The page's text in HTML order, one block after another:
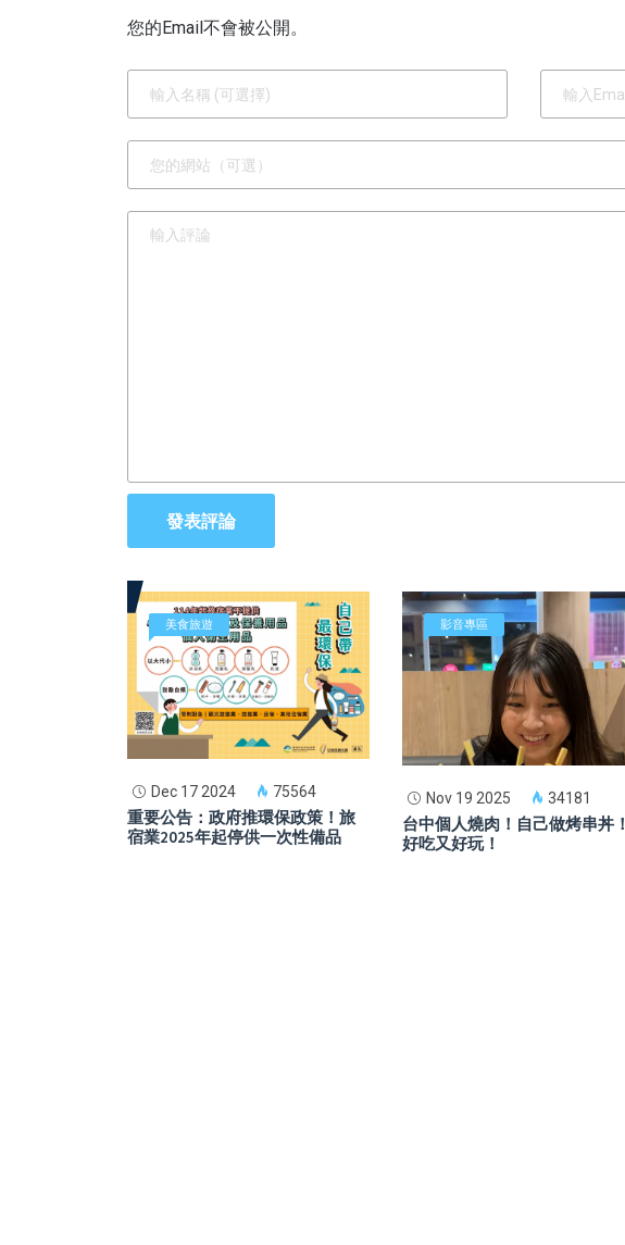
您的Email不會被公開。
發表評論
美食旅遊
Dec 17 2024 75564
重要公告：政府推環保政策！旅
宿業2025年起停供一次性備品
影音專區
Nov 19 2025 34181
台中個人燒肉！自己做烤串丼！
好吃又好玩！